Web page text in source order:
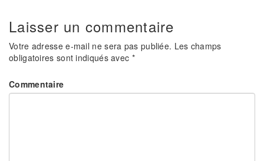
Laisser un commentaire
Votre adresse e-mail ne sera pas publiée. Les champs
obligatoires sont indiqués avec *
Commentaire